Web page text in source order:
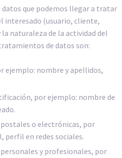
que podemos llegar a tratar
interesado (usuario, cliente,
naturaleza de la actividad del
de datos son:
ejemplo: nombre y apellidos,
por ejemplo: nombre de
o electrónicas, por
en redes sociales.
y profesionales, por